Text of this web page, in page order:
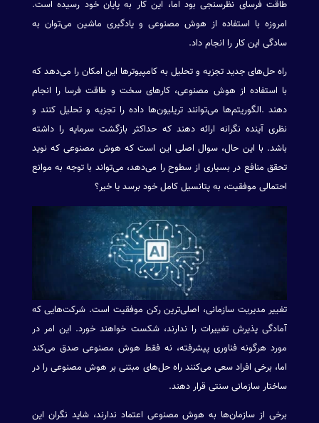
طاقت فرسای نظرسنجی بود اما، این کار به پایان خود رسیده است.
امروزه با استفاده از هوش مصنوعی و یادگیری ماشین می‌توان به
سادگی این کار را انجام داد.
راه حل‌های جدید تجزیه و تحلیل به کامپیوترها این امکان را می‌دهد که
با استفاده از هوش مصنوعی، کارهای سخت و طاقت فرسا را انجام
دهند .الگوریتم‌ها می‌توانند تریلیون‌ها داده را تجزیه و تحلیل کنند و
نظری آینده نگرانه ارائه دهند که حداکثر بازگشت سرمایه را داشته
باشد. با این حال، سوال اصلی این است که هوش مصنوعی که نوید
تحقق منافع در بسیاری از سطوح را می‌دهد، می‌تواند با توجه به موانع
احتمالی موفقیت، به پتانسیل کامل خود برسد یا خیر؟
تغییر مدیریت سازمانی، اصلی‌ترین رکن موفقیت است. شرکت‌هایی که
آمادگی پذیرش تغییرات را ندارند، شکست خواهند خورد. این امر در
مورد هرگونه فناوری پیشرفته، نه فقط هوش مصنوعی صدق می‌کند
اما، برخی افراد سعی می‌کنند راه حل‌های مبتنی بر هوش مصنوعی را در
ساختار سازمانی سنتی قرار دهند.
برخی از سازمان‌ها به هوش مصنوعی اعتماد ندارند، شاید نگران این